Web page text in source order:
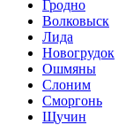
Гродно
Волковыск
Лида
Новогрудок
Ошмяны
Слоним
Сморгонь
Щучин